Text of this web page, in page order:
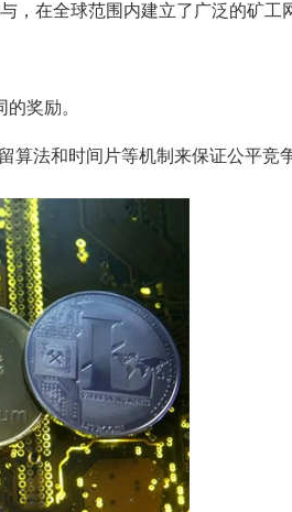
在全球范围内建立了广泛的矿工
奖励。
法和时间片等机制来保证公平竞争